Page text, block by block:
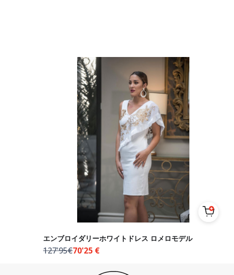
エンブロイダリーホワイトドレス ロメロモデル
127'95€70'25 €